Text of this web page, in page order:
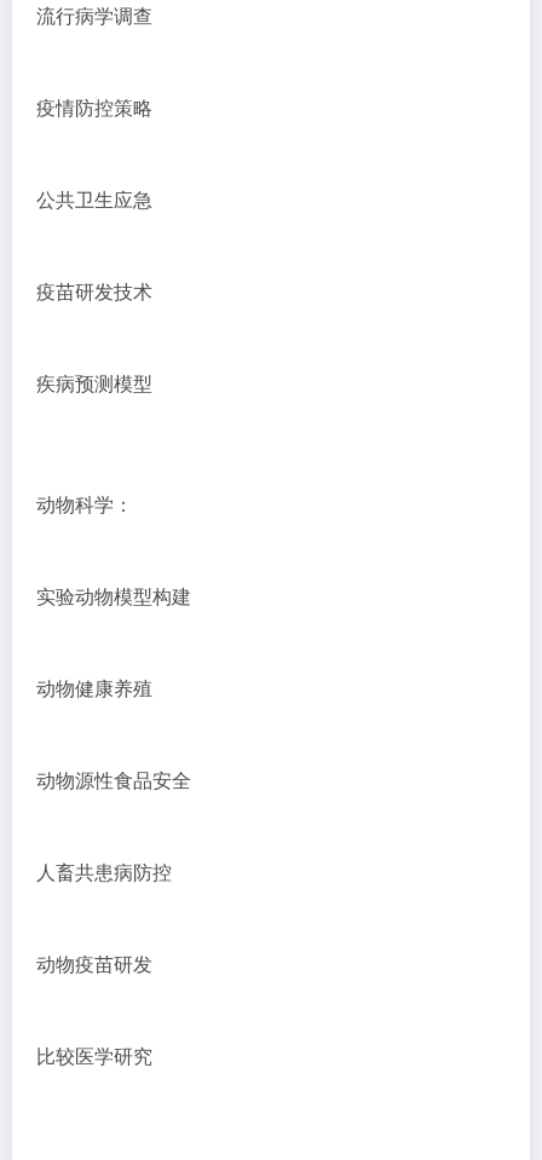
流行病学调查
疫情防控策略
公共卫生应急
疫苗研发技术
疾病预测模型
动物科学：
实验动物模型构建
动物健康养殖
动物源性食品安全
人畜共患病防控
动物疫苗研发
比较医学研究